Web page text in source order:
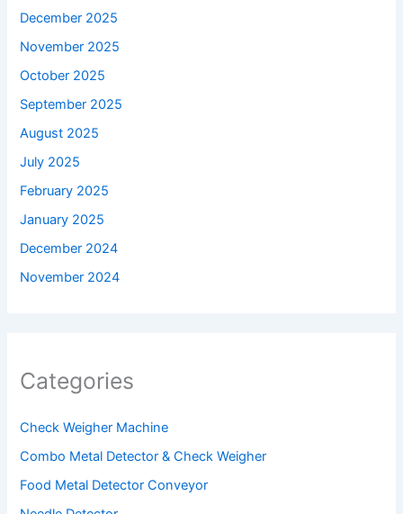
December 2025
November 2025
October 2025
September 2025
August 2025
July 2025
February 2025
January 2025
December 2024
November 2024
Categories
Check Weigher Machine
Combo Metal Detector & Check Weigher
Food Metal Detector Conveyor